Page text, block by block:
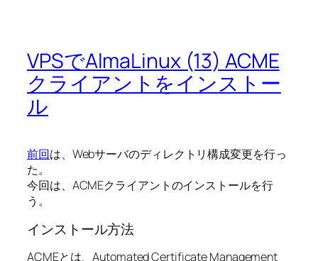
VPSでAlmaLinux (13) ACME
クライアントをインストー
ル
前回は、Webサーバのディレクトリ構成変更を行っ
た。
今回は、ACMEクライアントのインストールを行
う。
インストール方法
ACMEとは、Automated Certificate Management